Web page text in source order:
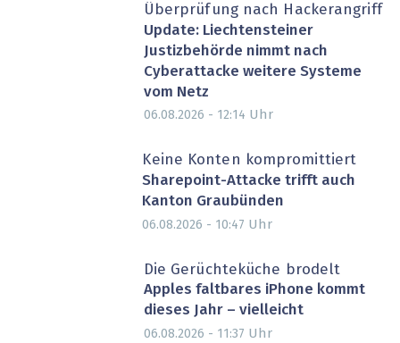
Überprüfung nach Hackerangriff
Update: Liechtensteiner
Justizbehörde nimmt nach
Cyberattacke weitere Systeme
vom Netz
06.08.2026 - 12:14 Uhr
Keine Konten kompromittiert
Sharepoint-Attacke trifft auch
Kanton Graubünden
06.08.2026 - 10:47 Uhr
Die Gerüchteküche brodelt
Apples faltbares iPhone kommt
dieses Jahr – vielleicht
06.08.2026 - 11:37 Uhr